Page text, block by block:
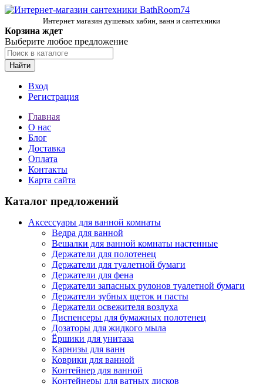
Интернет магазин душевых кабин, ванн и сантехники
Корзина ждет
Выберите любое предложение
Найти
Вход
Регистрация
Главная
О нас
Блог
Доставка
Оплата
Контакты
Карта сайта
Каталог предложений
Аксессуары для ванной комнаты
Ведра для ванной
Вешалки для ванной комнаты настенные
Держатели для полотенец
Держатели для туалетной бумаги
Держатели для фена
Держатели запасных рулонов туалетной бумаги
Держатели зубных щеток и пасты
Держатели освежителя воздуха
Диспенсеры для бумажных полотенец
Дозаторы для жидкого мыла
Ёршики для унитаза
Карнизы для ванн
Коврики для ванной
Контейнер для ванной
Контейнеры для ватных дисков